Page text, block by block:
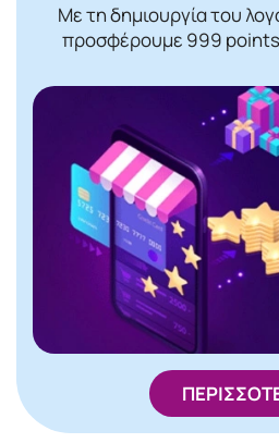
Με τη δημιουργία του
προσφέρουμε 999